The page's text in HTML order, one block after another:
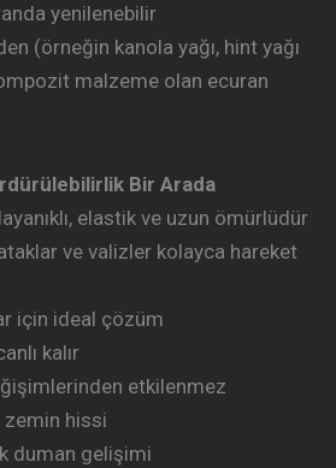
yenilenebilir
(örneğin kanola yağı, hint yağı
malzeme olan ecuran
Bir Arada
elastik ve uzun ömürlüdür
ve valizler kolayca hareket
için ideal çözüm
kalır
etkilenmez
zemin hissi
duman gelişimi